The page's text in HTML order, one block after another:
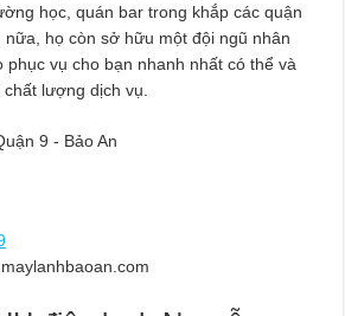
học, quán bar trong khắp các quận
họ còn sở hữu một đội ngũ nhân
phục vụ cho bạn nhanh nhất có thể và
lượng dịch vụ.